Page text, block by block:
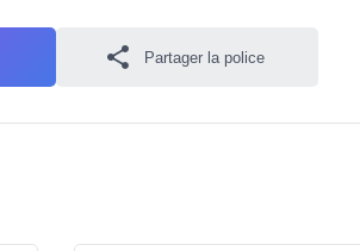
Partager la police